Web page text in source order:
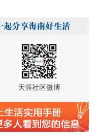
天涯社区微博